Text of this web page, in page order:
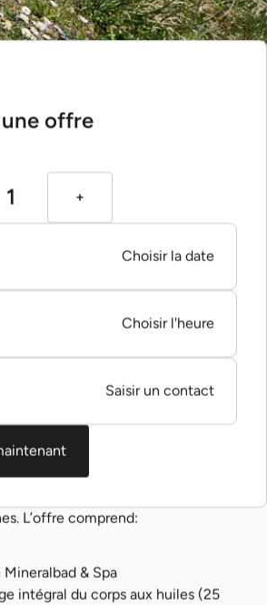
L’offre comprend:
Mineralbad & Spa
intégral du corps aux huiles (25
une offre
Choisir la date
Choisir l'heure
Saisir un contact